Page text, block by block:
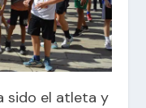
sido el atleta y